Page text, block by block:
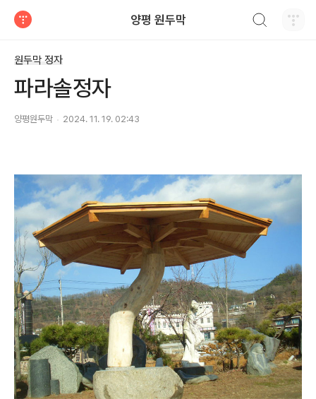
양평 원두막
원두막 정자
파라솔정자
양평원두막 2024. 11. 19. 02:43